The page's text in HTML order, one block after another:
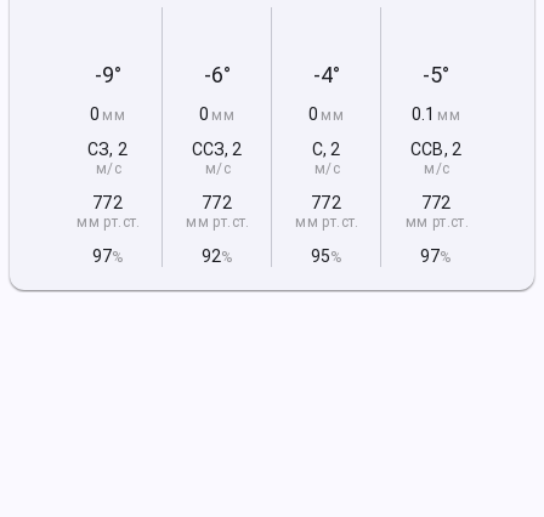
-9°
0 мм
СЗ, 2
м/с
772
мм рт.ст.
97%
-6°
0 мм
ССЗ, 2
м/с
772
мм рт.ст.
92%
-4°
0 мм
С, 2
м/с
772
мм рт.ст.
95%
-5°
0.1 мм
ССВ, 2
м/с
772
мм рт.ст.
97%